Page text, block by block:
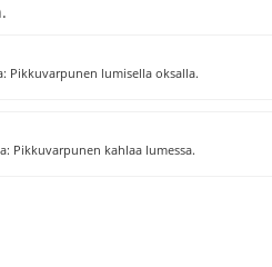
Pikkuvarpunen lumisella oksalla.
Pikkuvarpunen kahlaa lumessa.